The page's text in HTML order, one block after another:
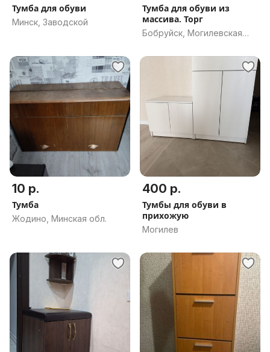
Тумба для обуви
Минск, Заводской
Тумба для обуви из
массива. Торг
Бобруйск, Могилевская
10 р.
Тумба
Жодино, Минская обл.
400 р.
Тумбы для обуви в
прихожую
Могилев